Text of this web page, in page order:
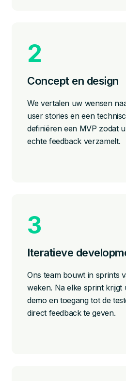
Concept en design
We vertalen uw wensen
user stories en een
definiëren een MVP zodat
echte feedback verzamelt.
Iteratieve
Ons team bouwt in sprints
weken. Na elke sprint krijgt
demo en toegang tot de
direct feedback te geven.